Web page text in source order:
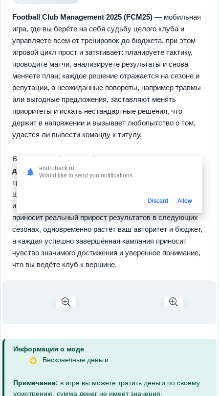
Football Club Management 2025 (FCM25) — мобильная
игра, где вы берёте на себя судьбу целого клуба и
управляете всем от тренировок до бюджета, при этом
игровой цикл прост и затягивает: планируете тактику,
проводите матчи, анализируете результаты и снова
меняете план; каждое решение отражается на сезоне и
репутации, а неожиданные повороты, например травмы
или выгодные предложения, заставляют менять
приоритеты и искать нестандартные решения, что
держит в напряжении и вызывает любопытство о том,
удастся ли вывести команду к титулу.
Внутри вы найдёте глубокую систему тренировок
динамичные трансферы
требующие продуманной стратегии, есть масштабная
шкала прогрессии игроков и клуба, улучшение
инфраструктуры открывает новые возможности и
приносит реальный прирост результатов в следующих
сезонах, одновременно растёт ваш авторитет и бюджет,
а каждая успешно завершённая кампания приносит
чувство значимого достижения и уверенное понимание,
что вы ведёте клуб к вершине.
Информация о моде
Бесконечные деньги
Примечание: в игре вы можете тратить деньги по своему
усмотрению, сумма денег не имеет значения.
androhack.ru
Would like to send you notifications
Discard Allow